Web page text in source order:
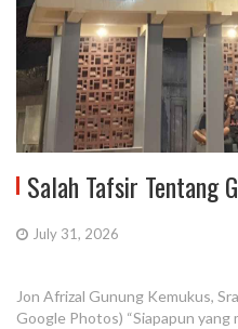
Salah Tafsir Tentang
July 31, 2026
Jon Afrizal Gunung Kemukus,
Google Photos) “Siapapun